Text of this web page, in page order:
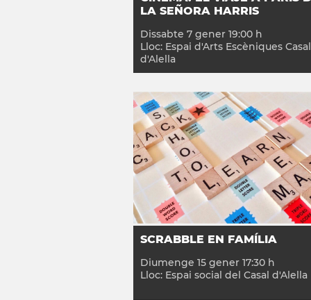
LA SEÑORA HARRIS
Dissabte 7 gener 19:00 h
Lloc: Espai d'Arts Escèniques Casal
d'Alella
SCRABBLE EN FAMÍLIA
Diumenge 15 gener 17:30 h
Lloc: Espai social del Casal d'Alella